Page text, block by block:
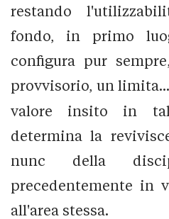
restando
fondo, in primo
configura pur
provvisorio, un limita...
valore insito in
determina la
nunc della
precedentemente in
all'area stessa.